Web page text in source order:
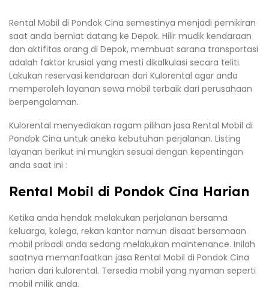
Rental Mobil di Pondok Cina semestinya menjadi pemikiran
saat anda berniat datang ke Depok. Hilir mudik kendaraan
dan aktifitas orang di Depok, membuat sarana transportasi
adalah faktor krusial yang mesti dikalkulasi secara teliti.
Lakukan reservasi kendaraan dari Kulorental agar anda
memperoleh layanan sewa mobil terbaik dari perusahaan
berpengalaman.
Kulorental menyediakan ragam pilihan jasa Rental Mobil di
Pondok Cina untuk aneka kebutuhan perjalanan. Listing
layanan berikut ini mungkin sesuai dengan kepentingan
anda saat ini :
Rental Mobil di Pondok Cina Harian
Ketika anda hendak melakukan perjalanan bersama
keluarga, kolega, rekan kantor namun disaat bersamaan
mobil pribadi anda sedang melakukan maintenance. Inilah
saatnya memanfaatkan jasa Rental Mobil di Pondok Cina
harian dari kulorental. Tersedia mobil yang nyaman seperti
mobil milik anda.